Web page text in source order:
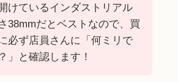
けているインダストリアル
38mmだとベストなので、買
必ず店員さんに「何ミリで
」と確認します！